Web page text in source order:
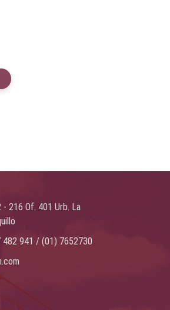
- 216 Of. 401 Urb. La
941 / (01) 7652730